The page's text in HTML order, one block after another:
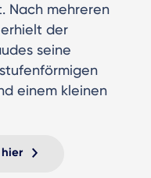
Nach mehreren
der
seine
einem kleinen